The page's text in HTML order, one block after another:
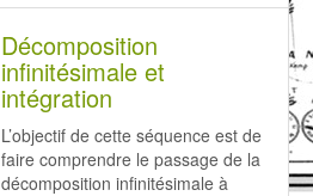
Décomposition
infinitésimale et
intégration
L’objectif de cette séquence est de
faire comprendre le passage de la
décomposition infinitésimale à